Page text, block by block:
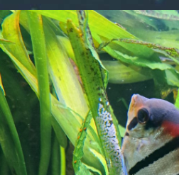
Rotrücken
Skalar
(Manacapuru)
Pterophyllum
scalare
„Lago
Manacapuru“